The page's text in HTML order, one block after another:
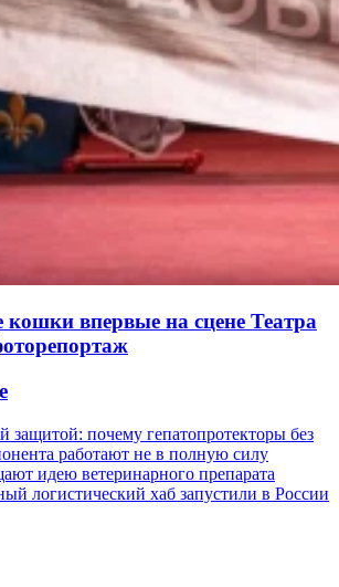
впервые на сцене Театра
защитой: почему гепатопротекторы без
работают не в полную силу
идею ветеринарного препарата
логистический хаб запустили в России